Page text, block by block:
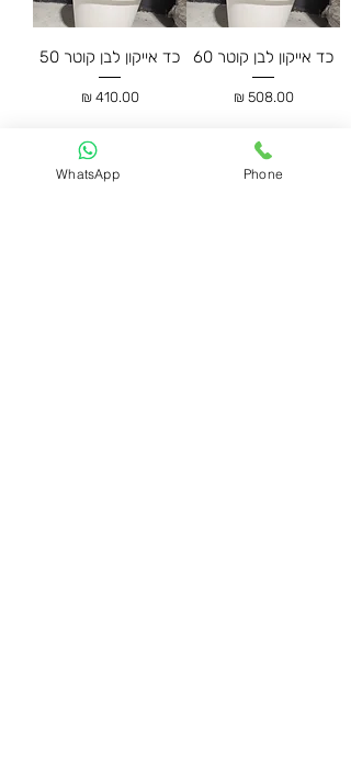
כד אייקון לבן קוטר 60
מחיר‏508.00 ‏₪
כד אייקון לבן קוטר 50
מחיר‏410.00 ‏₪
WhatsApp Phone